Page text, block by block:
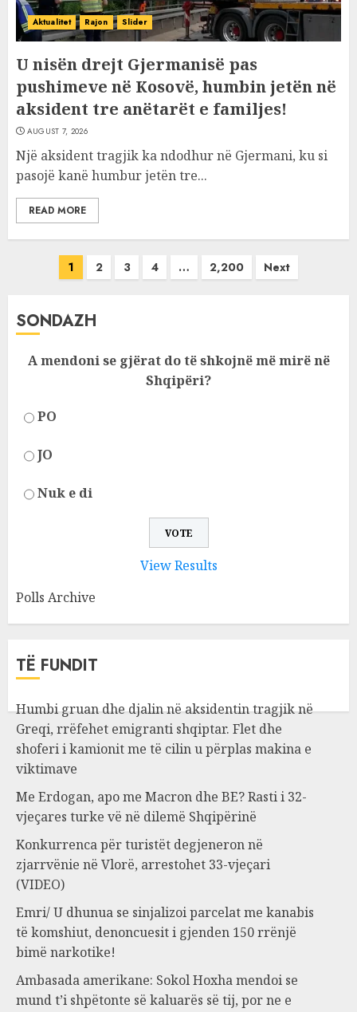
Aktualitet Rajon Slider
U nisën drejt Gjermanisë pas
pushimeve në Kosovë, humbin jetën në
aksident tre anëtarët e familjes!
AUGUST 7, 2026
Një aksident tragjik ka ndodhur në Gjermani, ku si
pasojë kanë humbur jetën tre...
READ MORE
1 2 3 4 … 2,200 Next
SONDAZH
A mendoni se gjërat do të shkojnë më mirë në
Shqipëri?
PO
JO
Nuk e di
View Results
Polls Archive
TË FUNDIT
Humbi gruan dhe djalin në aksidentin tragjik në
Greqi, rrëfehet emigranti shqiptar. Flet dhe
shoferi i kamionit me të cilin u përplas makina e
viktimave
Me Erdogan, apo me Macron dhe BE? Rasti i 32-
vjeçares turke vë në dilemë Shqipërinë
Konkurrenca për turistët degjeneron në
zjarrvënie në Vlorë, arrestohet 33-vjeçari
(VIDEO)
Emri/ U dhunua se sinjalizoi parcelat me kanabis
të komshiut, denoncuesit i gjenden 150 rrënjë
bimë narkotike!
Ambasada amerikane: Sokol Hoxha mendoi se
mund t’i shpëtonte së kaluarës së tij, por ne e